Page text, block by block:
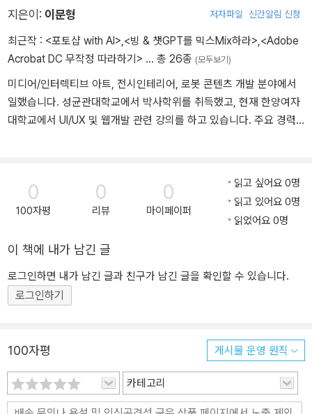
지은이: 이문형 저자파일 신간알림 신청
최근작 : <포토샵 with AI> <빙 & 챗GPT를 믹스Mix하라> <Adobe
Acrobat DC 무작정 따라하기> … 총 26종 (모두보기)
미디어/인터렉티브 아트, 전시인테리어, 로봇 콘텐츠 개발 분야에서
일했습니다. 성균관대학교에서 박사학위를 취득했고, 현재 한양여자
대학교에서 UI/UX 및 웹개발 관련 강의를 하고 있습니다. 주요 경력
석사 성균관대학교 산업디자인과 학사
0
100자평
0
리뷰
0
마이페이퍼
읽고 싶어요 0명
읽고 있어요 0명
읽었어요 0명
이 책에 내가 남긴 글
로그인하면 내가 남긴 글과 친구가 남긴 글을 확인할 수 있습니다.
로그인하기
100자평 게시물 운영 원칙
카테고리